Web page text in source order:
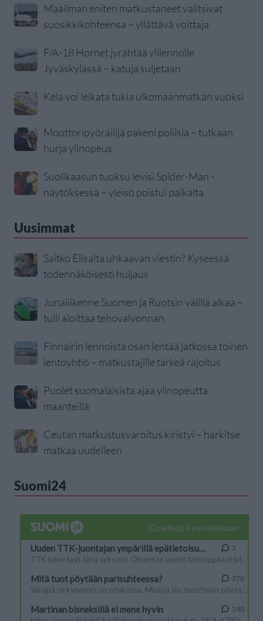
Maailman eniten matkustaneet valitsivat
suosikkikohteensa – yllättävä voittaja
F/A-18 Hornet jyrähtää ylilennolle
Jyväskylässä – katuja suljetaan
Kela voi leikata tukia ulkomaanmatkan vuoksi
Moottoripyöräilijä pakeni poliisia – tutkaan
hurja ylinopeus
Suolikaasun tuoksu levisi Spider-Man -
näytöksessä – yleisö poistui paikalta
Uusimmat
Saitko Elisalta uhkaavan viestin? Kyseessä
todennäköisesti huijaus
Junaliikenne Suomen ja Ruotsin välillä alkaa –
tulli aloittaa tehovalvonnan
Finnairin lennoista osan lentää jatkossa toinen
lentoyhtiö – matkustajille tärkeä rajoitus
Puolet suomalaisista ajaa ylinopeutta
maanteillä
Ceutan matkustusvaroitus kiristyi – harkitse
matkaa uudelleen
Suomi24